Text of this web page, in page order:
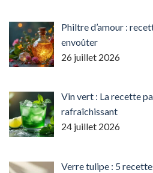
Philtre d’amour :
envoûter
26 juillet 2026
Vin vert : La recette
rafraîchissant
24 juillet 2026
Verre tulipe : 5